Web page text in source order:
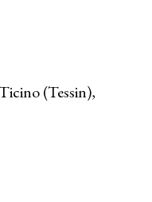
(Tessin),